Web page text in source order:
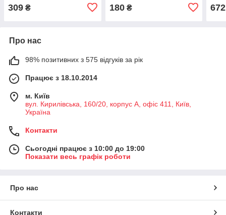
309 ₴ 180₴ 672
Про нас
98% позитивних з 575 відгуків за рік
Працює з 18.10.2014
м. Київ
вул. Кирилівська, 160/20, корпус А, офіс 411, Київ,
Україна
Контакти
Сьогодні працює з 10:00 до 19:00
Показати весь графік роботи
Про нас
Контакти